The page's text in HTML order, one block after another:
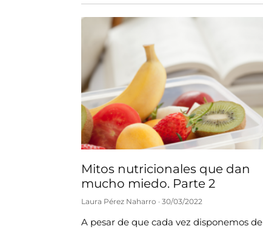
Mitos nutricionales que dan
mucho miedo. Parte 2
Laura Pérez Naharro 30/03/2022
A pesar de que cada vez disponemos de